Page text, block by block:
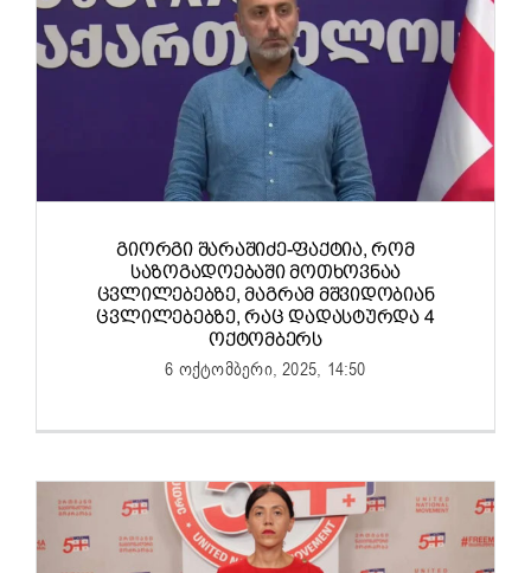
ᲒᲘᲝᲠᲒᲘ ᲨᲐᲠᲐᲨᲘᲫᲔ-ᲤᲐᲥᲢᲘᲐ, ᲠᲝᲛ
ᲡᲐᲖᲝᲒᲐᲓᲝᲔᲑᲐᲨᲘ ᲛᲝᲗᲮᲝᲕᲜᲐᲐ
ᲪᲕᲚᲘᲚᲔᲑᲔᲑᲖᲔ, ᲛᲐᲒᲠᲐᲛ ᲛᲨᲕᲘᲓᲝᲑᲘᲐᲜ
ᲪᲕᲚᲘᲚᲔᲑᲔᲑᲖᲔ, ᲠᲐᲪ ᲓᲐᲓᲐᲡᲢᲣᲠᲓᲐ 4
ᲝᲥᲢᲝᲛᲑᲔᲠᲡ
6 ოქტომბერი, 2025, 14:50